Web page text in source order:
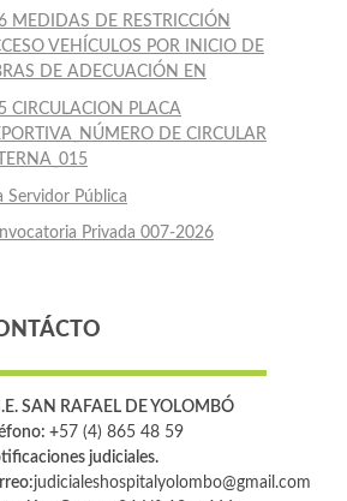
MEDIDAS DE RESTRICCIÓN
VEHÍCULOS POR INICIO DE
DE ADECUACIÓN EN
CIRCULACION PLACA
DE CIRCULAR
Servidor Pública
Privada 007-2026
SAN RAFAEL DE YOLOMBÓ
+57 (4) 865 48 59
judiciales.
judicialeshospitalyolombo@gmail.com